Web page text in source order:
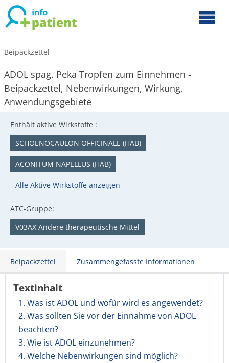
Beipackzettel
ADOL spag. Peka Tropfen zum Einnehmen -
Beipackzettel, Nebenwirkungen, Wirkung,
Anwendungsgebiete
Enthält aktive Wirkstoffe :
SCHOENOCAULON OFFICINALE (HAB)
ACONITUM NAPELLUS (HAB)
Alle Aktive Wirkstoffe anzeigen
ATC-Gruppe:
V03AX Andere therapeutische Mittel
Beipackzettel Zusammengefasste Informationen
Textinhalt
1. Was ist ADOL und wofür wird es angewendet?
2. Was sollten Sie vor der Einnahme von ADOL
beachten?
3. Wie ist ADOL einzunehmen?
4. Welche Nebenwirkungen sind möglich?